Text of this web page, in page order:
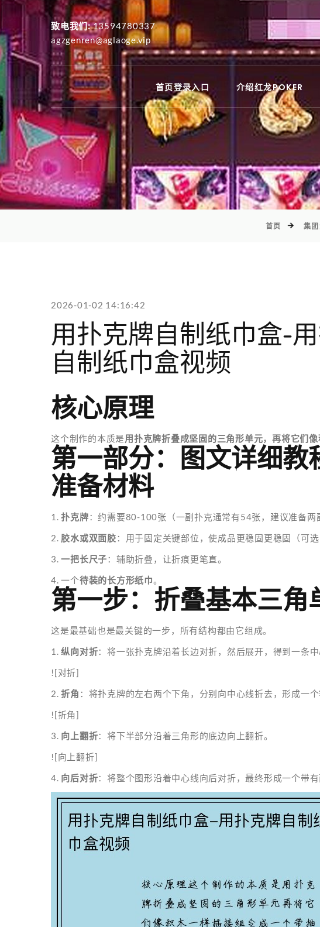
致电我们: 13594780337
agzgenren@aglaoge.vip
首页登录入口 介绍红龙POKER
首页 集
2026-01-02 14:16:42
用扑克牌自制纸巾盒-
自制纸巾盒视频
核心原理
这个制作的本质是用扑克牌折叠成坚固的三角形单元，再将它们
第一部分：图文详细教
准备材料
1.扑克牌：约需要80-100张（一副扑克通常有54张，建议准备两
2. 胶水或双面胶：用于固定关键部位，使成品更稳固更稳固（可选
3.一把长尺子：辅助折叠，让折痕更笔直。
4. 一个待装的长方形纸巾。
第一步：折叠基本三角
这是最基础也是最关键的一步，所有结构都由它组成。
1.纵向对折：将一张扑克牌沿着长边对折，然后展开，得到一条中
![对折]
2.折角 ：将扑克牌的左右两个下角，分别向中心线折去，形成一个
![折角]
3. 向上翻折：将下半部分沿着三角形的底边向上翻折。
![向上翻折]
4. 向后对折：将整个图形沿着中心线向后对折，最终形成一个带有